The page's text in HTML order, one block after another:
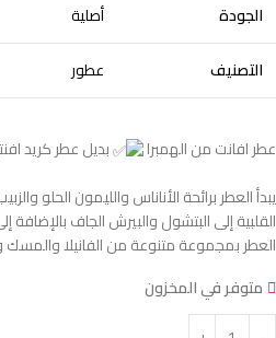
الجودة
أصلية
التصنيف
عطور
عطر افانت من الهمبرا
بديل عطر كريد
يبدأ العطر برائحة الأناناس والليمون الحلو
القلبية إلى البتشول والبيرش الجاف
العطر بمجموعة متنوعة من الفانيلا والمسك
متوفر في المخزون